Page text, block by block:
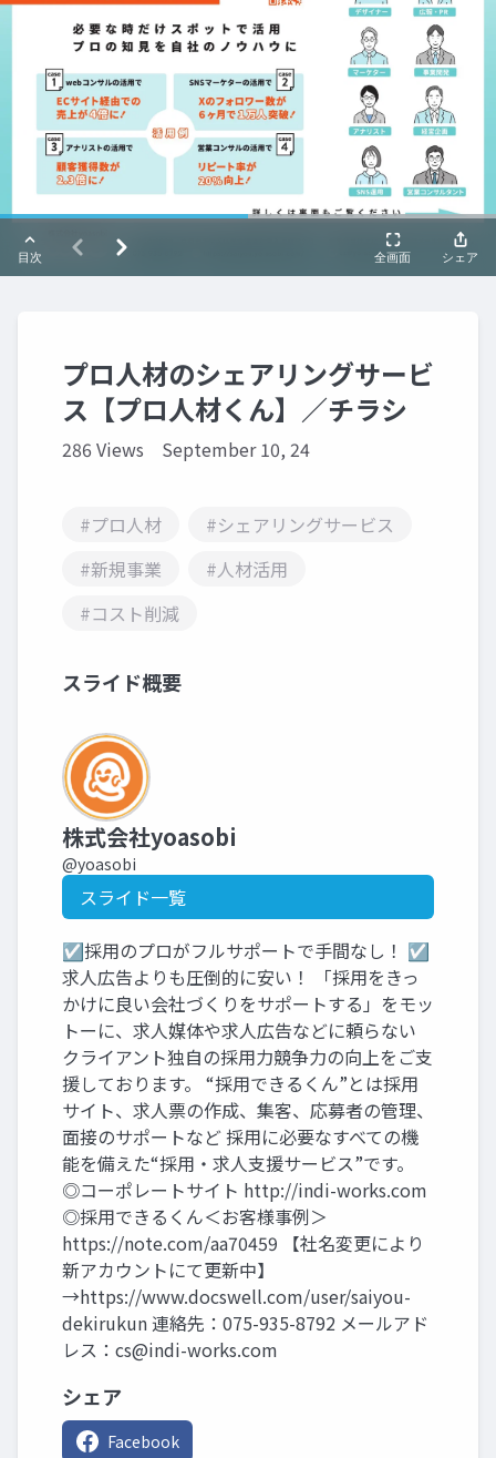
プロ人材のシェアリングサービ
ス【プロ人材くん】／チラシ
286 Views September 10, 24
#プロ人材
#シェアリングサービス
#新規事業
#人材活用
#コスト削減
スライド概要
株式会社yoasobi
@yoasobi
スライド一覧
☑採用のプロがフルサポートで手間なし！ ☑
求人広告よりも圧倒的に安い！ 「採用をきっ
かけに良い会社づくりをサポートする」をモッ
トーに、求人媒体や求人広告などに頼らない
クライアント独自の採用力競争力の向上をご支
援しております。 “採用できるくん”とは採用
サイト、求人票の作成、集客、応募者の管理、
面接のサポートなど 採用に必要なすべての機
能を備えた“採用・求人支援サービス”です。
◎コーポレートサイト http://indi-works.com
◎採用できるくん＜お客様事例＞
https://note.com/aa70459 【社名変更により
新アカウントにて更新中】
→https://www.docswell.com/user/saiyou-
dekirukun 連絡先：075-935-8792 メールアド
レス： cs@indi-works.com
シェア
Facebook